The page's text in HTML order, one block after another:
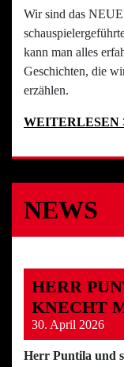
Wir sind das
kann man alles
Geschichten, die
erzählen.
WEITERLESEN
NEWS
HERR
KNECHT
30. April 2026
Herr Puntila und